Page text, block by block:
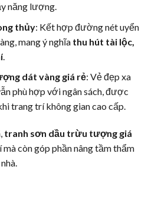
năng lượng.
thủy: Kết hợp đường nét uyển
mang ý nghĩa thu hút tài lộc,
.
dát vàng giá rẻ: Vẻ đẹp xa
phù hợp với ngân sách, được
trang trí không gian cao cấp.
tranh sơn dầu trừu tượng giá
còn góp phần nâng tầm thẩm